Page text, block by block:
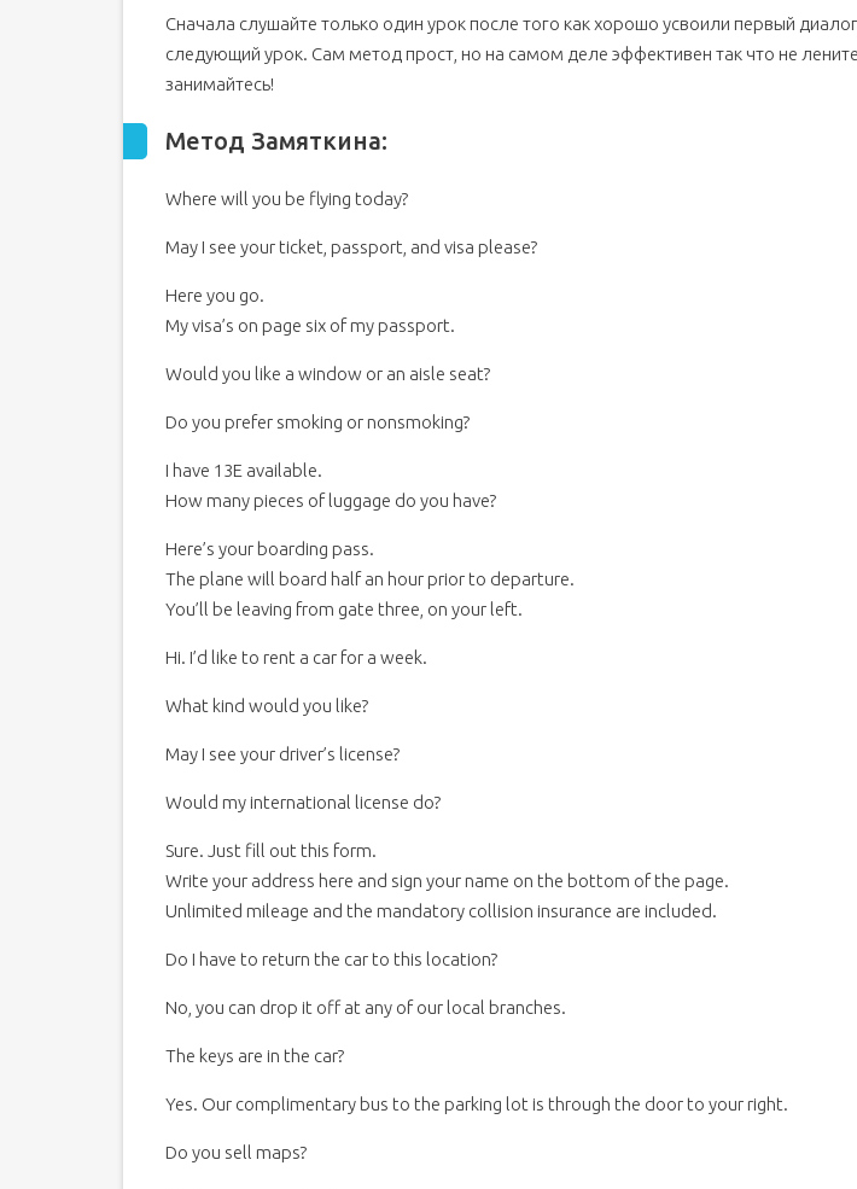
Концептуальные особенности матричного метода
Поэтапное планирование
Можно ли справиться самостоятельно?
Метод Замяткина: учим английский без зубрежки
Как правильно слушать?
Сначала слушайте только один урок после того как хорошо усвоили первый
следующий урок. Сам метод прост, но на самом деле эффективен так что не
занимайтесь!
Метод Замяткина:
Where will you be flying today?
May I see your ticket, passport, and visa please?
Here you go.
My visa’s on page six of my passport.
Would you like a window or an aisle seat?
Do you prefer smoking or nonsmoking?
I have 13E available.
How many pieces of luggage do you have?
Here’s your boarding pass.
The plane will board half an hour prior to departure.
You’ll be leaving from gate three, on your left.
Hi. I’d like to rent a car for a week.
What kind would you like?
May I see your driver’s license?
Would my international license do?
Sure. Just fill out this form.
Write your address here and sign your name on the bottom of the page.
Unlimited mileage and the mandatory collision insurance are included.
Do I have to return the car to this location?
No, you can drop it off at any of our local branches.
The keys are in the car?
Yes. Our complimentary bus to the parking lot is through the door to your right.
Do you sell maps?